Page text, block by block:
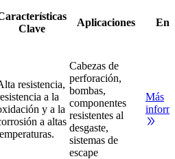
Clave
Aplicaciones
resistencia,
a la
y a la
a altas
Cabezas de
perforación,
bombas,
componentes
resistentes al
desgaste,
sistemas de
escape
Más